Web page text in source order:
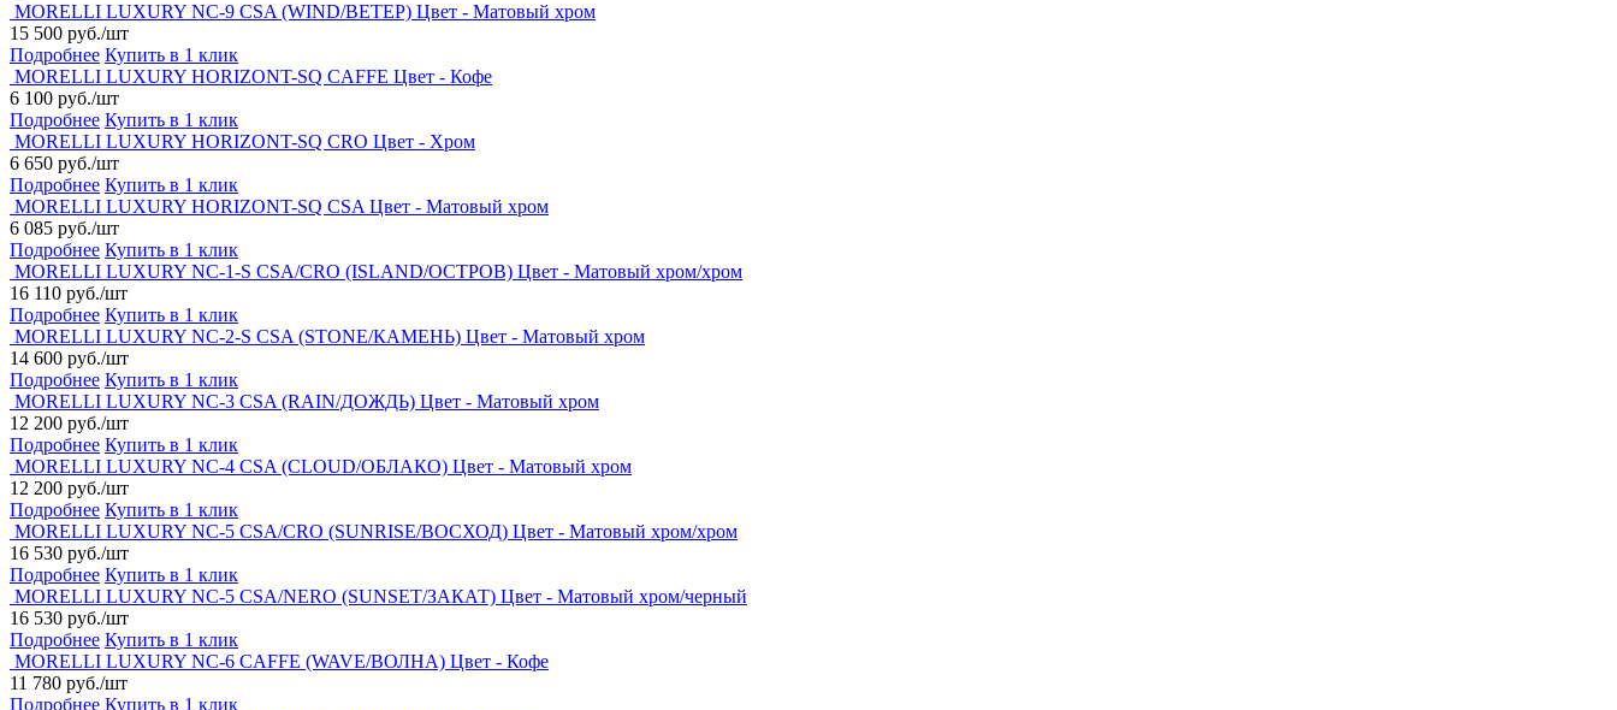
MORELLI LUXURY NC-9 CSA (WIND/ВЕТЕР) Цвет - Матовый хром
15 500 руб./шт
Подробнее Купить в 1 клик
MORELLI LUXURY HORIZONT-SQ CAFFE Цвет - Кофе
6 100 руб./шт
Подробнее Купить в 1 клик
MORELLI LUXURY HORIZONT-SQ CRO Цвет - Хром
6 650 руб./шт
Подробнее Купить в 1 клик
MORELLI LUXURY HORIZONT-SQ CSA Цвет - Матовый хром
6 085 руб./шт
Подробнее Купить в 1 клик
MORELLI LUXURY NC-1-S CSA/CRO (ISLAND/ОСТРОВ) Цвет - Матовый хром/хром
16 110 руб./шт
Подробнее Купить в 1 клик
MORELLI LUXURY NC-2-S CSA (STONE/КАМЕНЬ) Цвет - Матовый хром
14 600 руб./шт
Подробнее Купить в 1 клик
MORELLI LUXURY NC-3 CSA (RAIN/ДОЖДЬ) Цвет - Матовый хром
12 200 руб./шт
Подробнее Купить в 1 клик
MORELLI LUXURY NC-4 CSA (CLOUD/ОБЛАКО) Цвет - Матовый хром
12 200 руб./шт
Подробнее Купить в 1 клик
MORELLI LUXURY NC-5 CSA/CRO (SUNRISE/ВОСХОД) Цвет - Матовый хром/хром
16 530 руб./шт
Подробнее Купить в 1 клик
MORELLI LUXURY NC-5 CSA/NERO (SUNSET/ЗАКАТ) Цвет - Матовый хром/черный
16 530 руб./шт
Подробнее Купить в 1 клик
MORELLI LUXURY NC-6 CAFFE (WAVE/ВОЛНА) Цвет - Кофе
11 780 руб./шт
Подробнее Купить в 1 клик